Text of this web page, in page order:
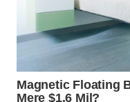
BEKASI
WN
WN